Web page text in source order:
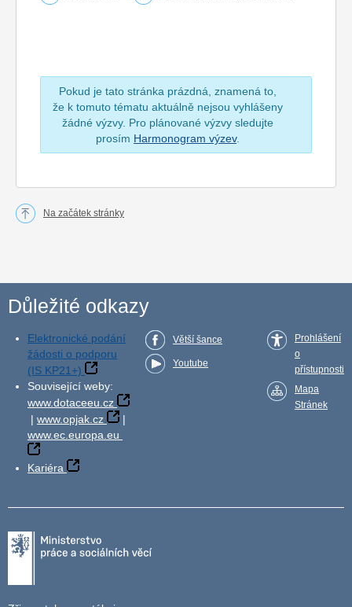
Pokud je tato stránka prázdná, znamená to,
že k tomuto tématu aktuálně nejsou vyhlášeny
žádné výzvy. Pro plánované výzvy sledujte
prosím Harmonogram výzev.
Na začátek stránky
Důležité odkazy
Elektronické podání
žádosti o podporu
(IS KP21+)
Související weby:
www.dotaceeu.cz
| www.opjak.cz
|
www.ec.europa.eu
Kariéra
Větší šance
Youtube
Prohlášení
o
přístupnosti
Mapa
Stránek